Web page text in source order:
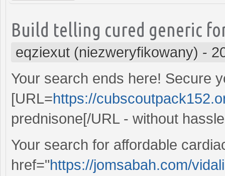
Build telling cured generic
eqziexut (niezweryfikowany) -
Your search ends here! Secure
[URL=https://
prednisone[/URL - without
Your search for affordable
href="https://jomsabah.com/